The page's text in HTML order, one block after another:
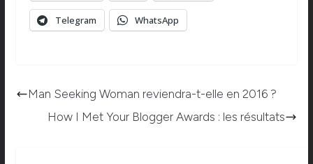
Telegram WhatsApp
Man Seeking Woman reviendra-t-elle en 2016 ?
How I Met Your Blogger Awards : les résultats